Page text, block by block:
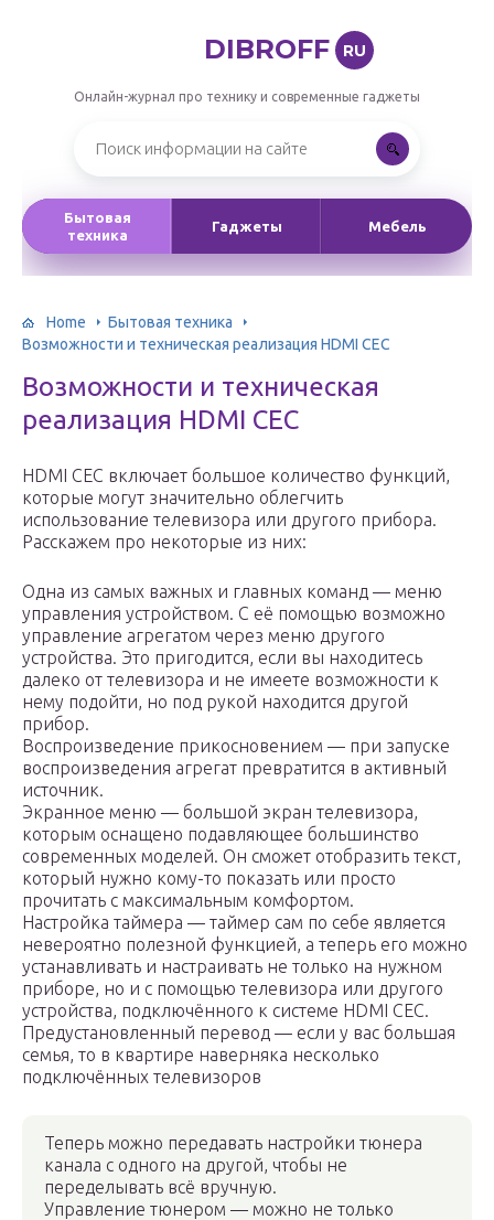
DIBROFF RU
Онлайн-журнал про технику и современные гаджеты
Бытовая
техника
Гаджеты Мебель
Home
Бытовая техника
Возможности и техническая реализация HDMI CEС
Возможности и техническая
реализация HDMI CEС
HDMI CEC включает большое количество функций,
которые могут значительно облегчить
использование телевизора или другого прибора.
Расскажем про некоторые из них:
Одна из самых важных и главных команд — меню
управления устройством. С её помощью возможно
управление агрегатом через меню другого
устройства. Это пригодится, если вы находитесь
далеко от телевизора и не имеете возможности к
нему подойти, но под рукой находится другой
прибор.
Воспроизведение прикосновением — при запуске
воспроизведения агрегат превратится в активный
источник.
Экранное меню — большой экран телевизора,
которым оснащено подавляющее большинство
современных моделей. Он сможет отобразить текст,
который нужно кому-то показать или просто
прочитать с максимальным комфортом.
Настройка таймера — таймер сам по себе является
невероятно полезной функцией, а теперь его можно
устанавливать и настраивать не только на нужном
приборе, но и с помощью телевизора или другого
устройства, подключённого к системе HDMI CEC.
Предустановленный перевод — если у вас большая
семья, то в квартире наверняка несколько
подключённых телевизоров
Теперь можно передавать настройки тюнера
канала с одного на другой, чтобы не
переделывать всё вручную.
Управление тюнером — можно не только